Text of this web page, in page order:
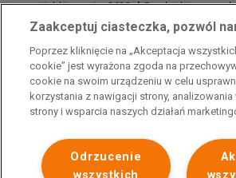
energii elektrycznej w 2023 r.”. Przedsiębiorca
programu rządowego pod nazwą: „Pomoc dla
związana z nagłymi wzrostami cen gazu ziemnego i
2022 r.”
Zaakceptuj ciasteczka, pozwól
Poprzez kliknięcie na „Akceptacja
cookie” jest wyrażona zgoda na
cookie na swoim urządzeniu w celu
korzystania z nawigacji strony,
strony i wsparcia naszych działań
Odrzucenie
wszystkich